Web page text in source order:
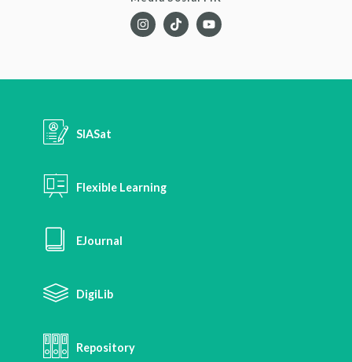
SIASat
Flexible Learning
EJournal
DigiLib
Repository